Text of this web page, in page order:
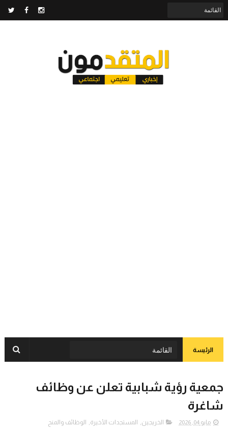
الرئيسة
جمعية رؤية شبابية تعلن عن وظائف
شاغرة
مايو 04, 2026 الخريجين, المستجدات الأخيرة, الوظائف والمنح